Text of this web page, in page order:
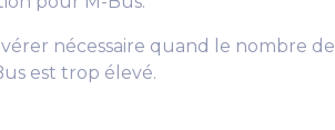
nécessaire quand le nombre de
est trop élevé.